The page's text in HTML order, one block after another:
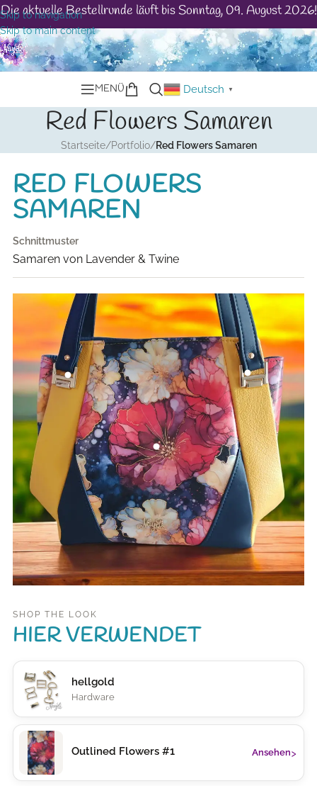
Skip to navigation
Skip to main content
Die aktuelle Bestellrunde läuft bis Sonntag, 09. August 2026!
MENÜ Deutsch ▼
Red Flowers Samaren
Startseite/Portfolio/Red Flowers Samaren
RED FLOWERS
SAMAREN
Schnittmuster
Samaren von Lavender & Twine
SHOP THE LOOK
HIER VERWENDET
hellgold
Hardware
Outlined Flowers #1 Ansehen›